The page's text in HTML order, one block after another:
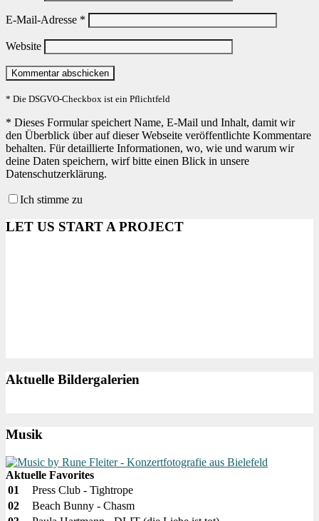
E-Mail-Adresse *
Website
* Die DSGVO-Checkbox ist ein Pflichtfeld
* Dieses Formular speichert Name, E-Mail und Inhalt, damit wir
den Überblick über auf dieser Webseite veröffentlichte Kommentare
behalten. Für detaillierte Informationen, wo, wie und warum wir
deine Daten speichern, wirf bitte einen Blick in unsere
Datenschutzerklärung.
Ich stimme zu
LET US START A PROJECT
Aktuelle Bildergalerien
Musik
Aktuelle Favorites
01
Press Club - Tightrope
02
Beach Bunny - Chasm